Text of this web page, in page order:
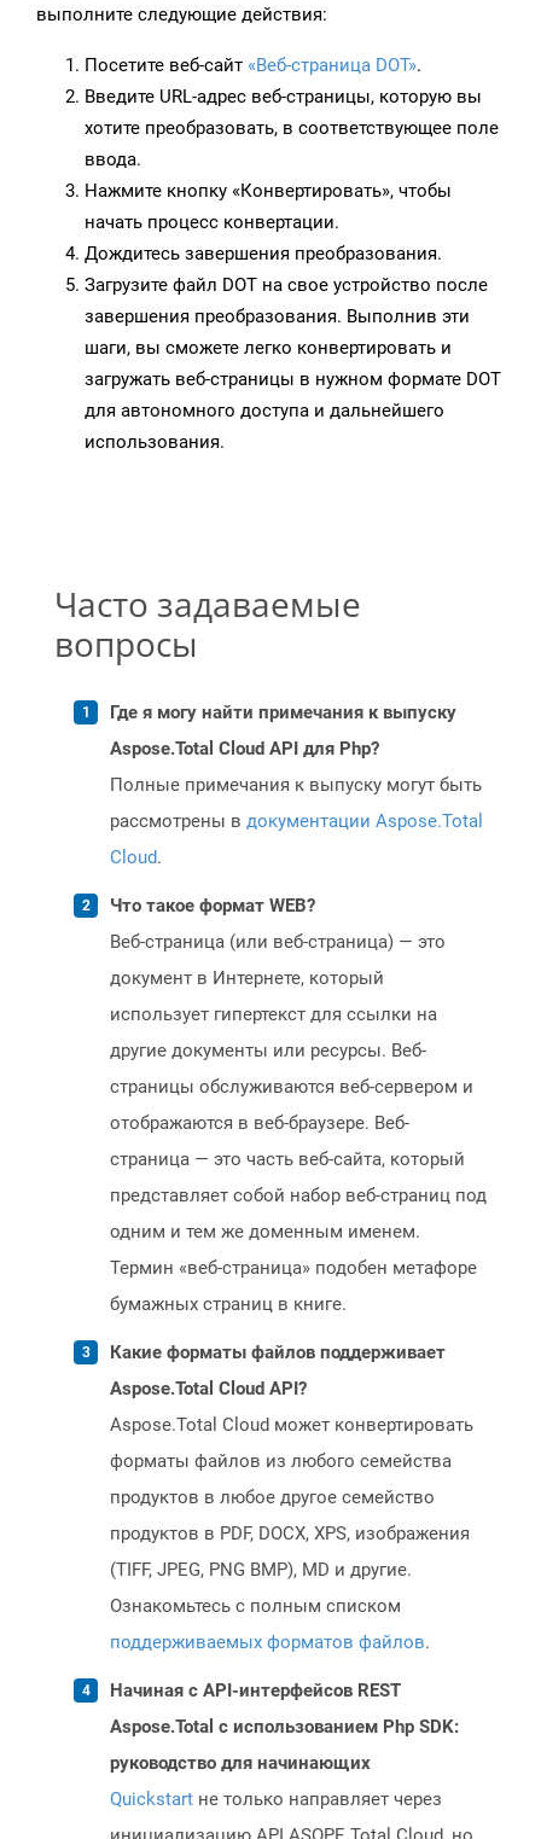
выполните следующие действия:
Посетите веб-сайт «Веб-страница DOT».
Введите URL-адрес веб-страницы, которую вы
хотите преобразовать, в соответствующее поле
ввода.
Нажмите кнопку «Конвертировать», чтобы
начать процесс конвертации.
Дождитесь завершения преобразования.
Загрузите файл DOT на свое устройство после
завершения преобразования. Выполнив эти
шаги, вы сможете легко конвертировать и
загружать веб-страницы в нужном формате DOT
для автономного доступа и дальнейшего
использования.
Часто задаваемые
вопросы
Где я могу найти примечания к выпуску
Aspose.Total Cloud API для Php?
Полные примечания к выпуску могут быть
рассмотрены в документации Aspose.Total
Cloud.
Что такое формат WEB?
Веб-страница (или веб-страница) — это
документ в Интернете, который
использует гипертекст для ссылки на
другие документы или ресурсы. Веб-
страницы обслуживаются веб-сервером и
отображаются в веб-браузере. Веб-
страница — это часть веб-сайта, который
представляет собой набор веб-страниц под
одним и тем же доменным именем.
Термин «веб-страница» подобен метафоре
бумажных страниц в книге.
Какие форматы файлов поддерживает
Aspose.Total Cloud API?
Aspose.Total Cloud может конвертировать
форматы файлов из любого семейства
продуктов в любое другое семейство
продуктов в PDF, DOCX, XPS, изображения
(TIFF, JPEG, PNG BMP), MD и другие.
Ознакомьтесь с полным списком
поддерживаемых форматов файлов.
Начиная с API-интерфейсов REST
Aspose.Total с использованием Php SDK:
руководство для начинающих
Quickstart не только направляет через